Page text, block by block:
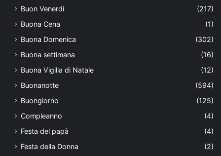
Buon Venerdì
(217)
Buona Cena
(1)
Buona Domenica
(302)
Buona settimana
(16)
Buona Vigilia di Natale
(12)
Buonanotte
(594)
Buongiorno
(125)
Compleanno
(4)
Festa del papà
(4)
Festa della Donna
(2)